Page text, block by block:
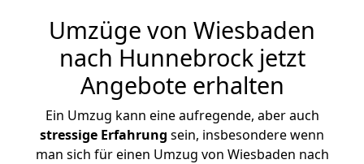
Umzüge von Wiesbaden
nach Hunnebrock jetzt
Angebote erhalten
Ein Umzug kann eine aufregende, aber auch
stressige Erfahrung sein, insbesondere wenn
man sich für einen Umzug von Wiesbaden nach